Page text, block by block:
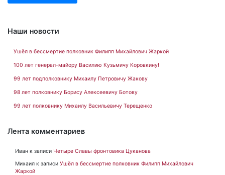
Наши новости
Ушёл в бессмертие полковник Филипп Михайлович Жаркой
100 лет генерал-майору Василию Кузьмичу Коровкину!
99 лет подполковнику Михаилу Петровичу Жакову
98 лет полковнику Борису Алексеевичу Ботову
99 лет полковнику Михаилу Васильевичу Терещенко
Лента комментариев
Иван к записи Четыре Славы фронтовика Цуканова
Михаил к записи Ушёл в бессмертие полковник Филипп Михайлович
Жаркой